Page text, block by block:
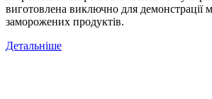
виготовлена виключно для демонстрації
заморожених продуктів.
Детальніше